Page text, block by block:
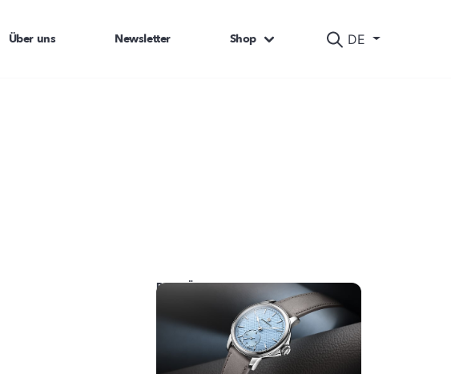
DE
Über uns Newsletter Shop
DAS KÖNNTE SIE AUCH INTERESSIEREN: